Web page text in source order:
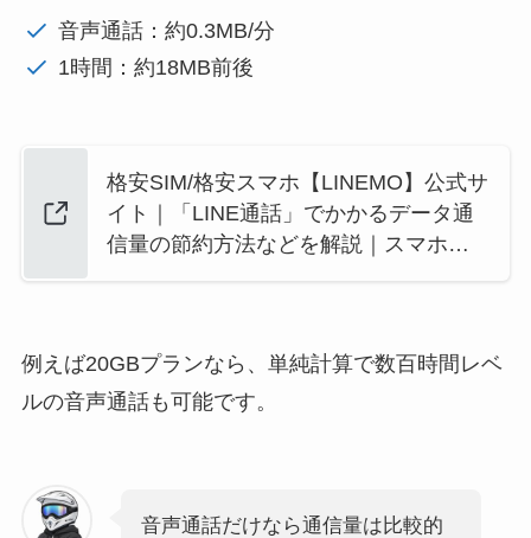
音声通話：約0.3MB/分
1時間：約18MB前後
格安SIM/格安スマホ【LINEMO】公式サ
イト｜「LINE通話」でかかるデータ通
信量の節約方法などを解説｜スマホ…
例えば20GBプランなら、単純計算で数百時間レベ
ルの音声通話も可能です。
音声通話だけなら通信量は比較的